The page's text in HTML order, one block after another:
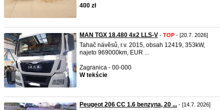
400 zł
MAN TGX 18.480 4x2 LLS-V - TOP - [20.7. 2026]
Tahač návěsů, r.v. 2015, obsah 12419, 353kW,
najeto 969000km, EUR ...
Zagranica - 00-000
W tekście
Peugeot 206 CC 1.6 benzyna, 20 ... - [14.7. 2026]